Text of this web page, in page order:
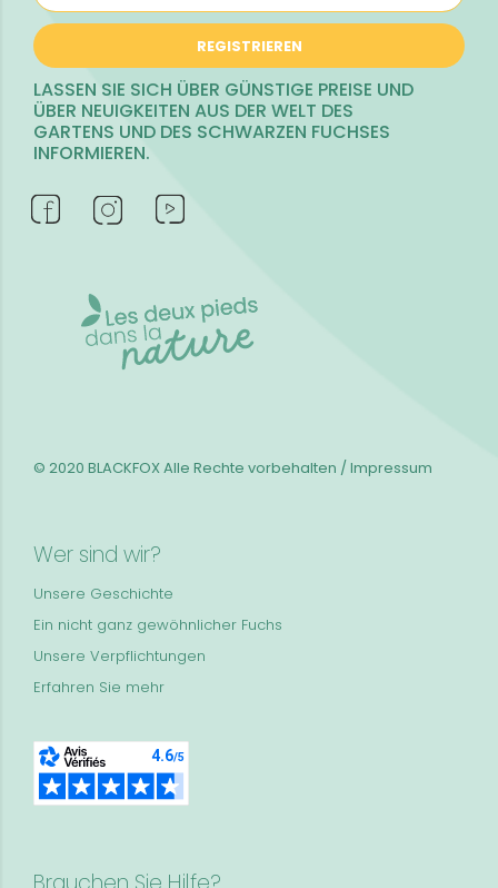
REGISTRIEREN
LASSEN SIE SICH ÜBER GÜNSTIGE PREISE UND
ÜBER NEUIGKEITEN AUS DER WELT DES
GARTENS UND DES SCHWARZEN FUCHSES
INFORMIEREN.
Wer sind wir?
Unsere Geschichte
Ein nicht ganz gewöhnlicher Fuchs
Unsere Verpflichtungen
Erfahren Sie mehr
© 2020 BLACKFOXAlle Rechte vorbehalten / Impressum